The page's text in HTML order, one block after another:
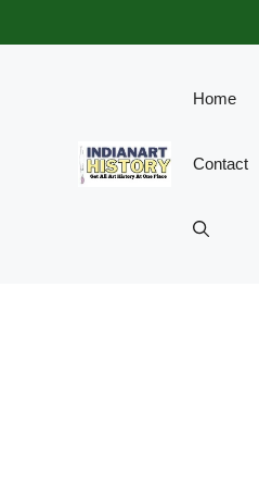
to
Home
Contact